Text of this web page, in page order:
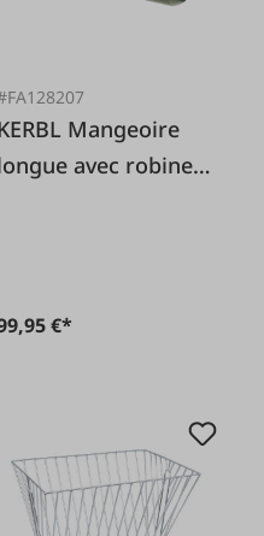
Mangeoire
avec robinet
€*